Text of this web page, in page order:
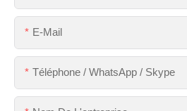
E-Mail
Téléphone / WhatsApp / Skype